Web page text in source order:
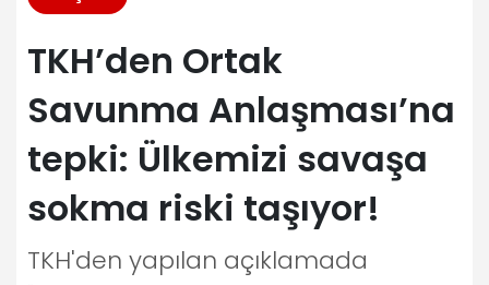
TKH’den Ortak
Savunma Anlaşması’na
tepki: Ülkemizi savaşa
sokma riski taşıyor!
TKH'den yapılan açıklamada